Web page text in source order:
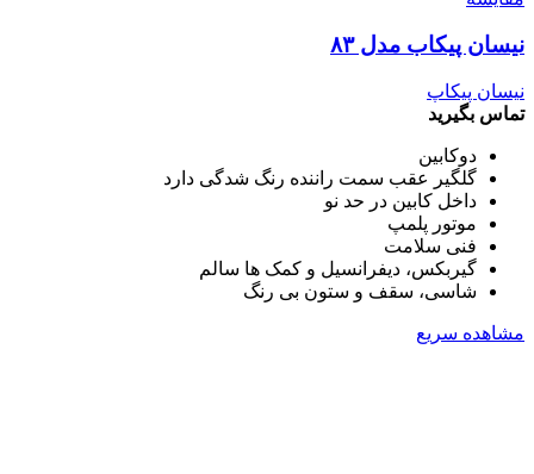
نیسان پیکاب مدل ۸۳
نیسان پیکاپ
تماس بگیرید
دوکابین
گلگیر عقب سمت راننده رنگ شدگی دارد
داخل کابین در حد نو
موتور پلمپ
فنی سلامت
گیربکس، دیفرانسیل و کمک ها سالم
شاسی، سقف و ستون بی رنگ
مشاهده سریع